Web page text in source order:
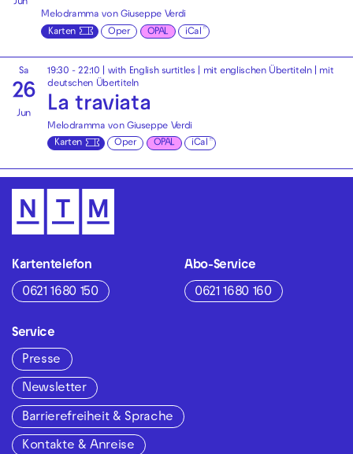
Jun
Melodramma von Giuseppe Verdi
Karten
Oper OPAL iCal
Sa
26
Jun
19:30 - 22:10 with English surtitles | mit englischen Übertiteln| mit
deutschen Übertiteln
La traviata
Melodramma von Giuseppe Verdi
Karten
Oper OPAL iCal
Kartentelefon
0621 1680 150
Abo-Service
0621 1680 160
Service
Presse
Newsletter
Barrierefreiheit & Sprache
Kontakte & Anreise